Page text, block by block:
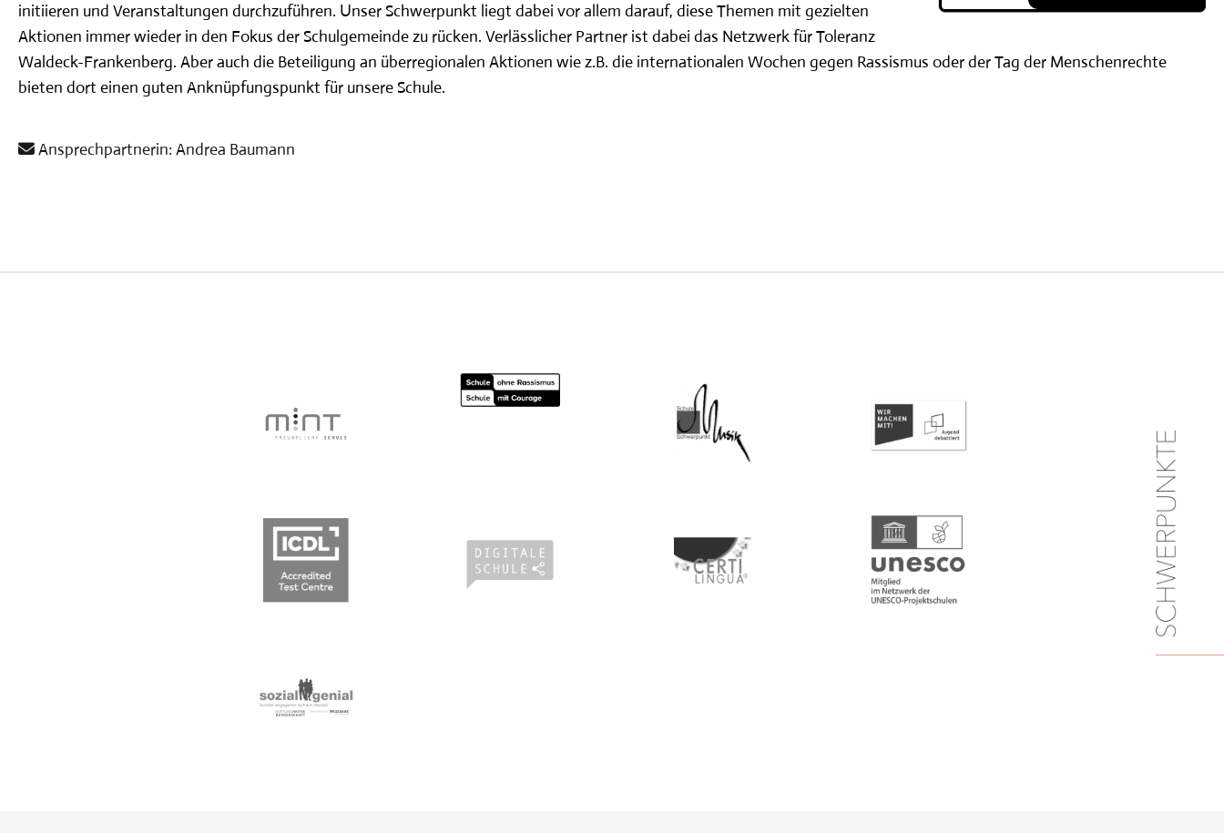
UNSER PROFIL: KONZEPTE &
FÖRDERUNG
GANZTAGSANGEBOT
SERVICE
initiieren und Veranstaltungen durchzuführen. Unser Schwerpunkt liegt dabei vor allem darauf, diese Themen mit gezielten
Aktionen immer wieder in den Fokus der Schulgemeinde zu rücken. Verlässlicher Partner ist dabei das Netzwerk für Toleranz
Waldeck-Frankenberg. Aber auch die Beteiligung an überregionalen Aktionen wie z.B. die internationalen Wochen gegen Rassismus oder der Tag der Menschenrechte
bieten dort einen guten Anknüpfungspunkt für unsere Schule.
Ansprechpartnerin: Andrea Baumann